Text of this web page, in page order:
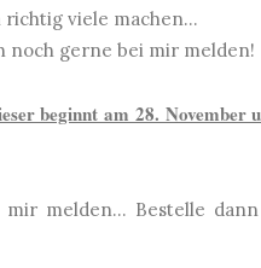
richtig viele machen...
noch gerne bei mir melden!
beginnt am 28. November
melden... Bestelle